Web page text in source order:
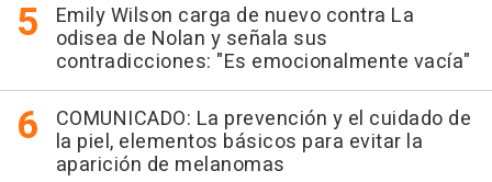
Emily Wilson carga de nuevo contra La
odisea de Nolan y señala sus
contradicciones: "Es emocionalmente vacía"
COMUNICADO: La prevención y el cuidado de
la piel, elementos básicos para evitar la
aparición de melanomas